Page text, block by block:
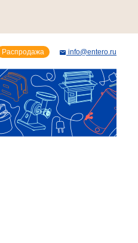
Распродажа info@entero.ru